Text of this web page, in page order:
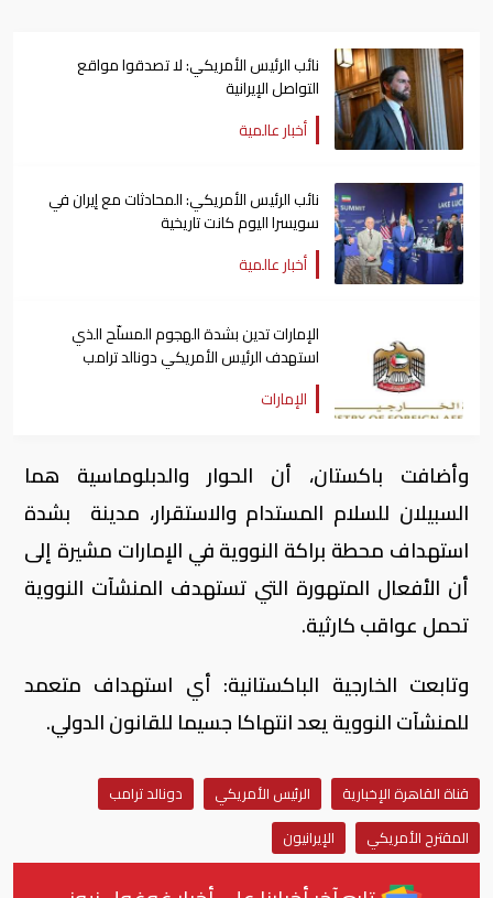
نائب الرئيس الأمريكي: لا تصدقوا مواقع
التواصل الإيرانية
أخبار عالمية
نائب الرئيس الأمريكي: المحادثات مع إيران في
سويسرا اليوم كانت تاريخية
أخبار عالمية
الإمارات تدين بشدة الهجوم المسلّح الذي
استهدف الرئيس الأمريكي دونالد ترامب
الإمارات
وأضافت باكستان، أن الحوار والدبلوماسية هما
السبيلان للسلام المستدام والاستقرار، مدينة بشدة
استهداف محطة براكة النووية في الإمارات مشيرة إلى
أن الأفعال المتهورة التي تستهدف المنشآت النووية
تحمل عواقب كارثية.
وتابعت الخارجية الباكستانية: أي استهداف متعمد
للمنشآت النووية يعد انتهاكا جسيما للقانون الدولي.
قناة القاهرة الإخبارية الرئيس الأمريكي
دونالد ترامب
المقترح الأمريكي
الإيرانيون